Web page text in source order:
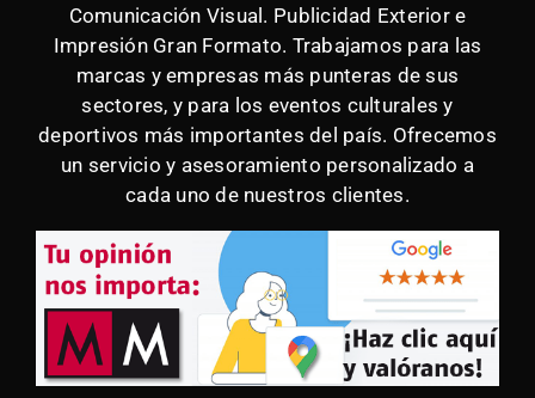
Comunicación Visual. Publicidad Exterior e
Impresión Gran Formato. Trabajamos para las
marcas y empresas más punteras de sus
sectores, y para los eventos culturales y
deportivos más importantes del país. Ofrecemos
un servicio y asesoramiento personalizado a
cada uno de nuestros clientes.